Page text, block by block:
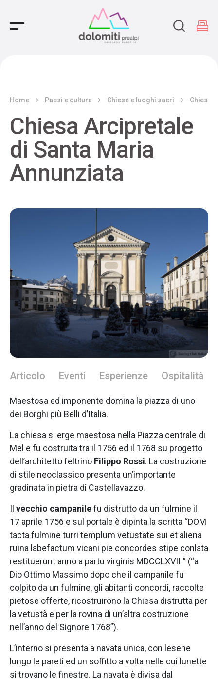
Main Navigation
Home Paesi e cultura Chiese e luoghi sacri Chiesa
Chiesa Arcipretale
di Santa Maria
Annunziata
Articolo Eventi Esperienze Ospitalità
Maestosa ed imponente domina la piazza di uno
dei Borghi più Belli d’Italia.
La chiesa si erge maestosa nella Piazza centrale di
Mel e fu costruita tra il 1756 ed il 1768 su progetto
dell’architetto feltrino Filippo Rossi. La costruzione
di stile neoclassico presenta un’importante
gradinata in pietra di Castellavazzo.
Il vecchio campanilefu distrutto da un fulmine il
17 aprile 1756 e sul portale è dipinta la scritta “DOM
tacta fulmine turri templum vetustate sui et aliena
ruina labefactum vicani pie concordes stipe conlata
restituerunt anno a partu virginis MDCCLXVIII” (“a
Dio Ottimo Massimo dopo che il campanile fu
colpito da un fulmine, gli abitanti concordi, raccolte
pietose offerte, ricostruirono la Chiesa distrutta per
la vetustà e per la rovina di un’altra costruzione
nell’anno del Signore 1768”).
L’interno si presenta a navata unica, con lesene
lungo le pareti ed un soffitto a volta nelle cui lunette
si trovano le finestre. La navata è divisa dal